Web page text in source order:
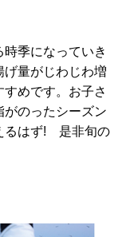
季になっていき
げ量がじわじわ増
めです。お子さ
がのったシーズン
るはず! 是非旬の